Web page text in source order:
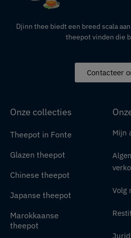
Djinn thee biedt een breed scala
theepot vinden die
Contacteer
Onze collecties
Theepot in Fonte
Glazen theepot
Chinese theepot
Japanse theepot
Marokkaanse
theepot
Mijn
Volg